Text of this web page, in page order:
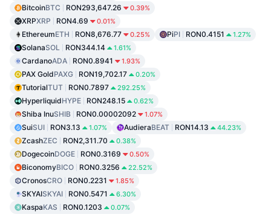
BitcoinBTC RON293,647.26 0.39%
XRPXRP RON4.69 0.01%
EthereumETH RON8,676.77 0.25% PiPI RON0.4151 1.27%
SolanaSOL RON344.14 1.61%
CardanoADA RON0.8941 1.93%
PAX GoldPAXG RON19,702.17 0.20%
TutorialTUT RON0.7897 292.25%
HyperliquidHYPE RON248.15 0.62%
Shiba InuSHIB RON0.00002092 1.07%
SuiSUI RON3.13 1.07% AudieraBEAT RON14.13 44.23%
ZcashZEC RON2,311.70 0.38%
DogecoinDOGE RON0.3169 0.50%
BiconomyBICO RON0.3256 22.52%
CronosCRO RON0.2231 1.85%
SKYAISKYAI RON0.5471 6.30%
KaspaKAS RON0.1203 0.07%